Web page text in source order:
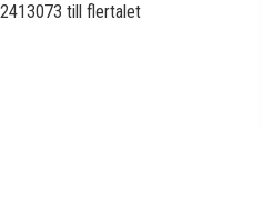
till flertalet